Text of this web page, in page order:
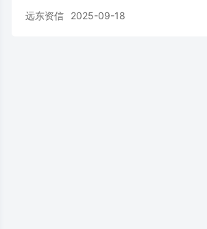
远东资信 2025-09-18